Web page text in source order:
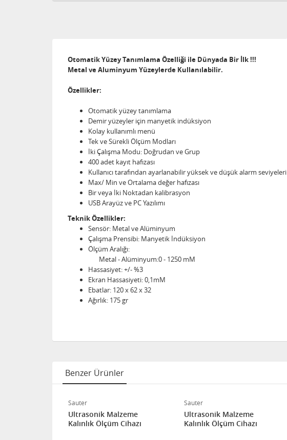
Otomatik Yüzey Tanımlama Özelliği ile Dünyada Bir İlk !!!
Metal ve Aluminyum Yüzeylerde Kullanılabilir.
Özellikler:
Otomatik yüzey tanımlama
Demir yüzeyler için manyetik indüksiyon
Kolay kullanımlı menü
Tek ve Sürekli Ölçüm Modları
İki Çalışma Modu: Doğrudan ve Grup
400 adet kayıt hafızası
Kullanıcı tarafından ayarlanabilir yüksek ve düşük alarm seviyeleri
Max/ Min ve Ortalama değer hafızası
Bir veya İki Noktadan kalibrasyon
USB Arayüz ve PC Yazılımı
Teknik Özellikler:
Sensör: Metal ve Alüminyum
Çalışma Prensibi: Manyetik İndüksiyon
Ölçüm Aralığı:
Metal - Alüminyum:0 - 1250 mM
Hassasiyet: +/- %3
Ekran Hassasiyeti: 0,1mM
Ebatlar: 120 x 62 x 32
Ağırlık: 175 gr
Benzer Ürünler
Sauter
Ultrasonik Malzeme
Kalınlık Ölçüm Cihazı
Sauter
Ultrasonik Malzeme
Kalınlık Ölçüm Cihazı